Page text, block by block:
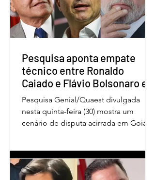
Pesquisa aponta Daniel
Vilela na liderança da
disputa pelo Governo
de Goiás
Pesquisa aponta empate
técnico entre Ronaldo
Caiado e Flávio Bolsonaro em
Goiás
Pesquisa Genial/Quaest divulgada
nesta quinta-feira (30) mostra um
cenário de disputa acirrada em Goiás
aparece com 33% das intenções de
voto no primeiro turno, seguido pelo